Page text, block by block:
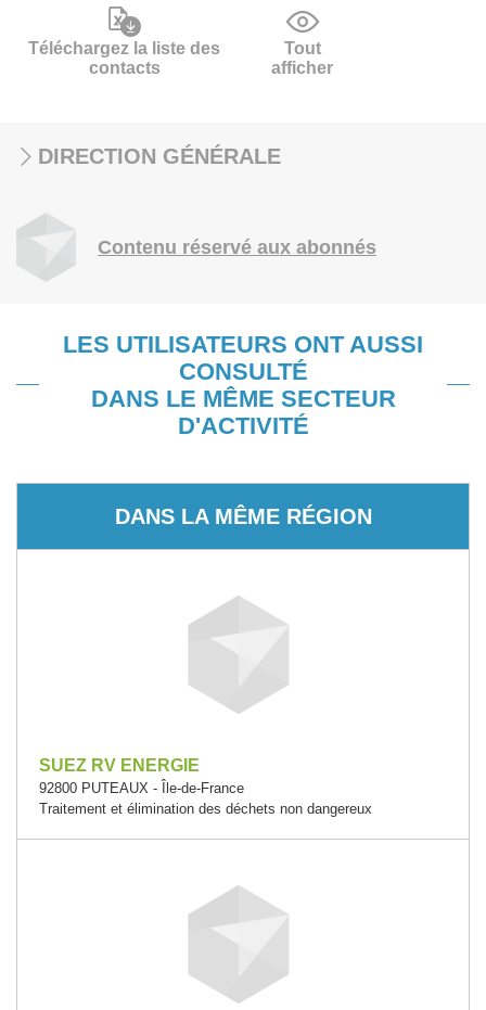
Téléchargez la liste des
contacts
Tout
afficher
DIRECTION GÉNÉRALE
Contenu réservé aux abonnés
LES UTILISATEURS ONT AUSSI
CONSULTÉ
DANS LE MÊME SECTEUR
D'ACTIVITÉ
DANS LA MÊME RÉGION
SUEZ RV ENERGIE
92800 PUTEAUX - Île-de-France
Traitement et élimination des déchets non dangereux